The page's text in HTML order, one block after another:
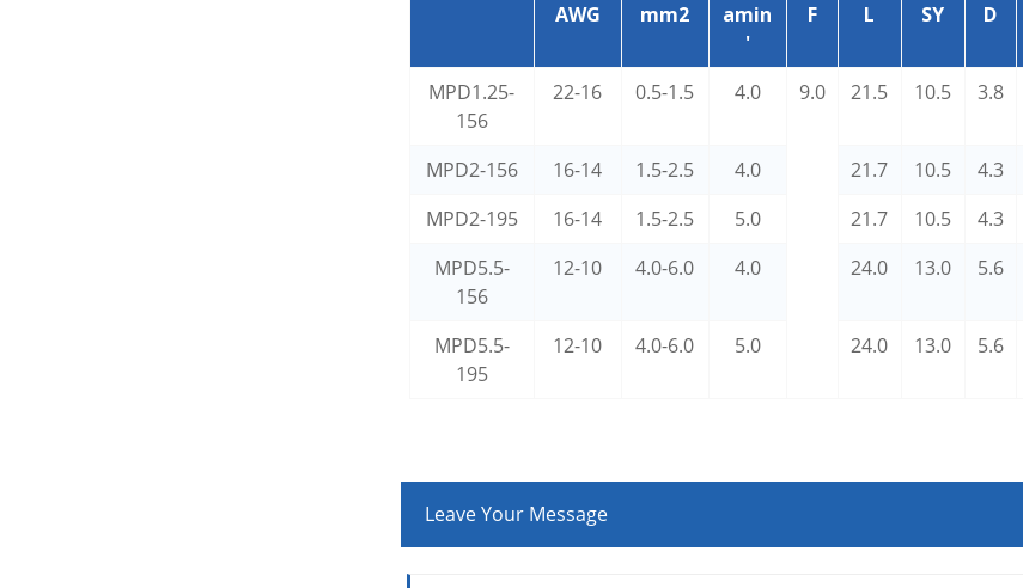
AWG mm2
amin
'
F L SY D
MPD1.25-
156
22-16 0.5-1.5 4.0 9.0 21.5 10.5 3.8
MPD2-156 16-14 1.5-2.5 4.0 21.7 10.5 4.3
MPD2-195
16-14 1.5-2.5 5.0 21.7 10.5 4.3
MPD5.5-
156
12-10 4.0-6.0 4.0 24.0 13.0 5.6
MPD5.5-
195
12-10 4.0-6.0 5.0 24.0 13.0 5.6
Leave Your Message